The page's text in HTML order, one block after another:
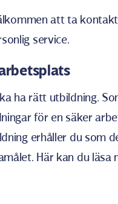
att ta
service.
ha rätt utbildning.
för en säker
erhåller du som
Här kan du läsa